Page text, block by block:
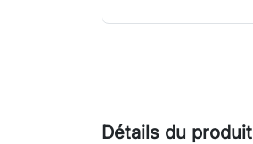
Détails du produit